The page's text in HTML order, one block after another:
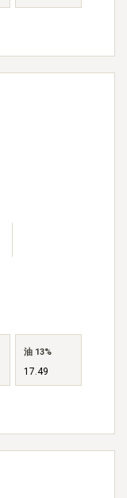
油 13%
17.49